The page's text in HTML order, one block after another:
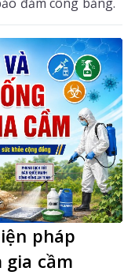
pháp
gia cầm